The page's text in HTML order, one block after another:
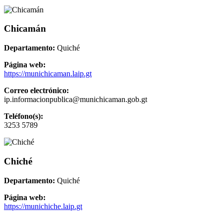
Chicamán
Departamento: Quiché
Página web:
https://munichicaman.laip.gt
Correo electrónico:
ip.informacionpublica@munichicaman.gob.gt
Teléfono(s):
3253 5789
Chiché
Departamento: Quiché
Página web:
https://munichiche.laip.gt